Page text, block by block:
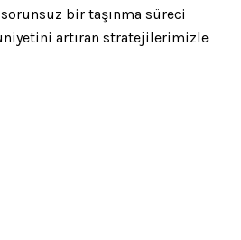
bir taşınma süreci
artıran stratejilerimizle